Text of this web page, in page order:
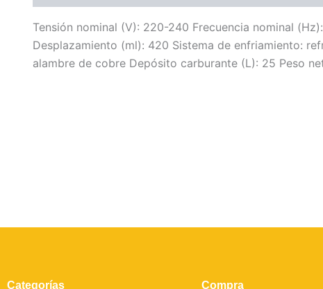
Tensión nominal (V): 220-240 Frecuencia nominal
Desplazamiento (ml): 420 Sistema de enfriamiento:
alambre de cobre Depósito carburante (L): 25 Peso
Categorías Compra